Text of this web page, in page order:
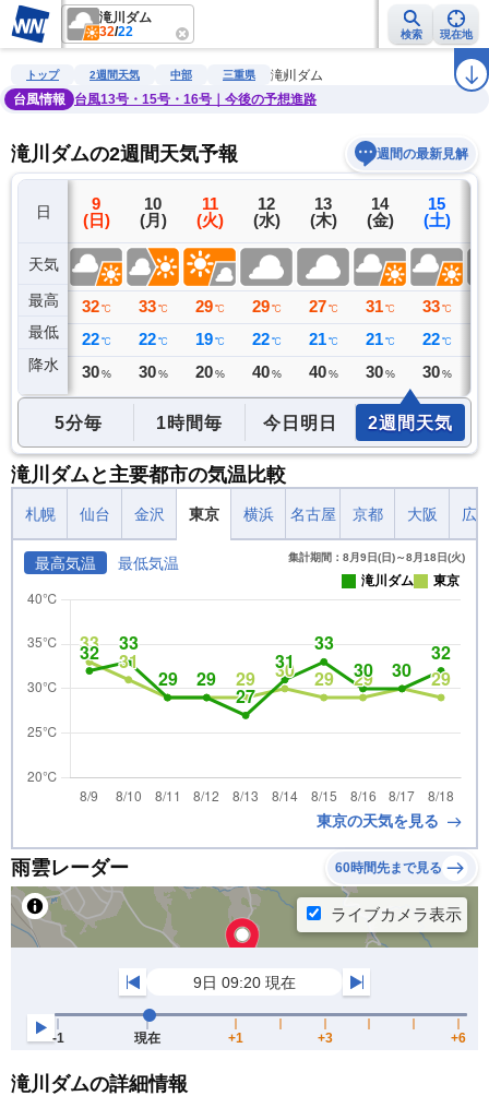
滝川ダム
32/22 検索 現在地
雨雲レーダー 台風情報 地震情報 警報・注意報 ラ
トップ 2週間天気 中部 三重県
滝川ダム
台風情報
台風13号・15号・16号｜今後の予想進路
滝川ダムの2週間天気予報 週間の最新見解
日
天気
最高
最低
降水
8
(土)
32 ℃
23 ℃
0 ミリ
9
(日)
32 ℃
22 ℃
30 %
10
(月)
33 ℃
22 ℃
30 %
11
(火)
29 ℃
19 ℃
20 %
12
(水)
29 ℃
22 ℃
40 %
13
(木)
27 ℃
21 ℃
40 %
14
(金)
31 ℃
21 ℃
30 %
15
(土)
33 ℃
22 ℃
30 %
5分毎 1時間毎 今日明日 2週間天気
滝川ダムと主要都市の気温比較
札幌 仙台 金沢 東京 横浜 名古屋 京都 大阪 広
最高気温 最低気温 集計期間：8月9日(日)～8月18日(火)
滝川ダム 東京
東京の天気を見る
雨雲レーダー 60時間先まで見る
滝川ダムの詳細情報